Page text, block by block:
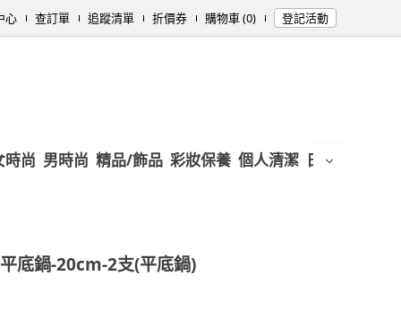
心 查訂單 追蹤清單 折價券 購物車 (0) 登記活動
時尚 男時尚 精品/飾品 彩妝保養 個人清潔 日用/紙品
底鍋-20cm-2支(平底鍋)